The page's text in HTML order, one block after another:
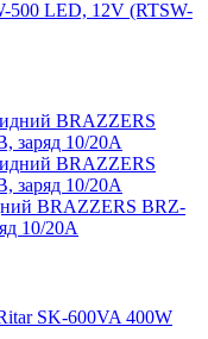
500 LED, 12V (RTSW-
BRAZZERS BRZ-
10/20А